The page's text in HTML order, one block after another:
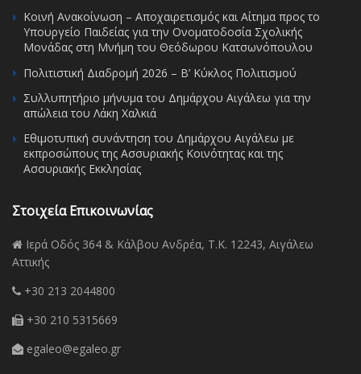
Κοινή Ανακοίνωση – Αποχαιρετισμός και Αίτημα προς το
Υπουργείο Παιδείας για την Ονοματοδοσία Σχολικής
Μονάδας στη Μνήμη του Θεόδωρου Κατσωνόπουλου
Πολιτιστική Διαδρομή 2026 – Β’ Κύκλος Πολιτισμού
Συλλυπητήριο μήνυμα του Δημάρχου Αιγάλεω για την
απώλεια του Λάκη Χαλκιά
Εθιμοτυπική συνάντηση του Δημάρχου Αιγάλεω με
εκπροσώπους της Ασσυριακής Κοινότητας και της
Ασσυριακής Εκκλησίας
Στοιχεία Επικοινωνίας
Ιερά Οδός 364 & Κάλβου Ανδρέα, Τ.Κ. 12243, Αιγάλεω
Αττικής
+30 213 2044800
+30 210 5315669
egaleo@egaleo.gr